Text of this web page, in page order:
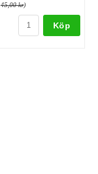
45,00 kr)
Köp